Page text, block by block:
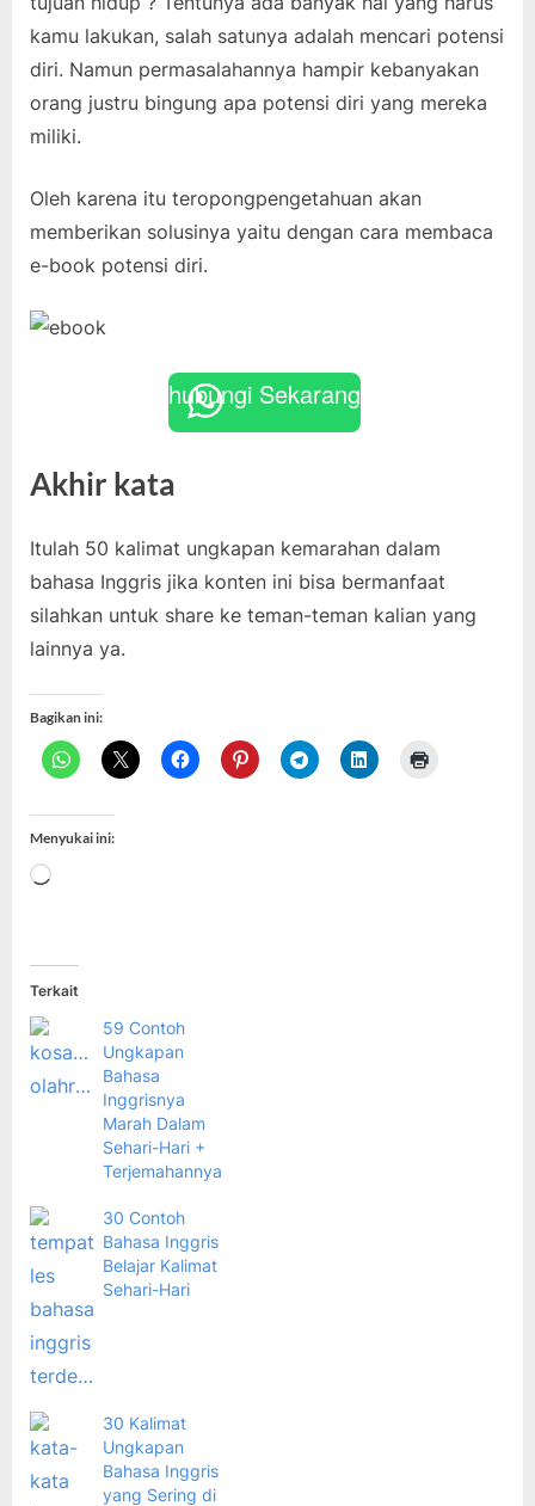
kamu lakukan, salah satunya adalah mencari potensi
diri. Namun permasalahannya hampir kebanyakan
orang justru bingung apa potensi diri yang mereka
miliki.
Oleh karena itu teropongpengetahuan akan
memberikan solusinya yaitu dengan cara membaca
e-book potensi diri.
hubungi Sekarang
Akhir kata
Itulah 50 kalimat ungkapan kemarahan dalam
bahasa Inggris jika konten ini bisa bermanfaat
silahkan untuk share ke teman-teman kalian yang
lainnya ya.
Bagikan ini:
Menyukai ini:
Memuat...
Terkait
59 Contoh
Ungkapan
Bahasa
Inggrisnya
Marah Dalam
Sehari-Hari +
Terjemahannya
30 Contoh
Bahasa Inggris
Belajar Kalimat
Sehari-Hari
30 Kalimat
Ungkapan
Bahasa Inggris
yang Sering di